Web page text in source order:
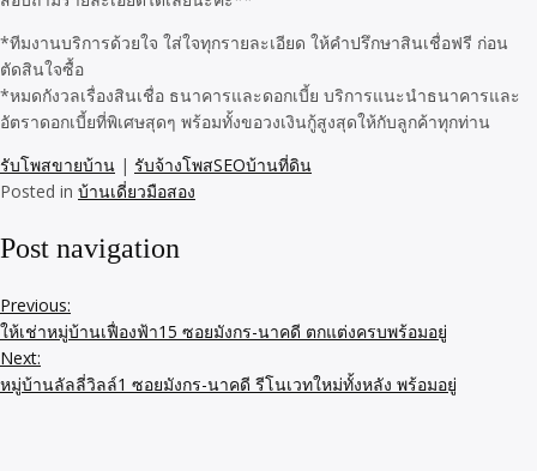
*ทีมงานบริการด้วยใจ ใส่ใจทุกรายละเอียด ให้คำปรึกษาสินเชื่อฟรี ก่อน
ตัดสินใจซื้อ
*หมดกังวลเรื่องสินเชื่อ ธนาคารและดอกเบี้ย บริการแนะนำธนาคารและ
อัตราดอกเบี้ยที่พิเศษสุดๆ พร้อมทั้งขอวงเงินกู้สูงสุดให้กับลูกค้าทุกท่าน
รับโพสขายบ้าน | รับจ้างโพสSEOบ้านที่ดิน
Posted in บ้านเดี่ยวมือสอง
Post navigation
Previous:
ให้เช่าหมู่บ้านเฟื่องฟ้า15 ซอยมังกร-นาคดี ตกแต่งครบพร้อมอยู่
Next:
หมู่บ้านลัลลี่วิลล์1 ซอยมังกร-นาคดี รีโนเวทใหม่ทั้งหลัง พร้อมอยู่